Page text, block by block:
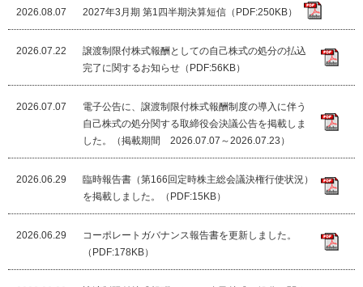
2026.08.07 2027年3月期 第1四半期決算短信（PDF:250KB）
2026.07.22
譲渡制限付株式報酬としての自己株式の処分の払込
完了に関するお知らせ（PDF:56KB）
2026.07.07
電子公告に、譲渡制限付株式報酬制度の導入に伴う
自己株式の処分関する取締役会決議公告を掲載しま
した。（掲載期間 2026.07.07～2026.07.23）
2026.06.29
臨時報告書（第166回定時株主総会議決権行使状況）
を掲載しました。（PDF:15KB）
2026.06.29
コーポレートガバナンス報告書を更新しました。
（PDF:178KB）